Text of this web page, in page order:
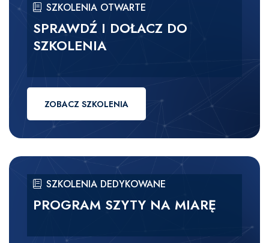
SZKOLENIA OTWARTE
SPRAWDŹ I DOŁACZ DO
SZKOLENIA
ZOBACZ SZKOLENIA
SZKOLENIA DEDYKOWANE
PROGRAM SZYTY NA MIARĘ